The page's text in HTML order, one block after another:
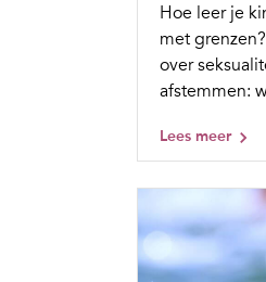
Hoe leer je
met
over
afstemmen:
Lees meer